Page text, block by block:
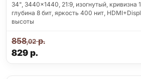
34", 3440x1440, 21:9, изогнутый, кривизна
глубина 8 бит, яркость 400 нит,
высоты
829р.
858,02р.